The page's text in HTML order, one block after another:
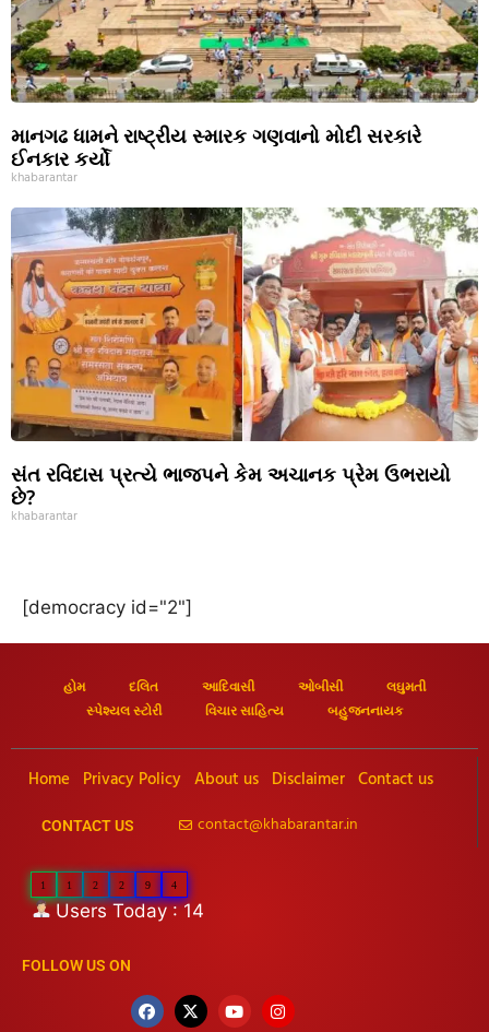
માનગઢ ધામને રાષ્ટ્રીય સ્મારક ગણવાનો મોદી સરકારે
ઈનકાર કર્યો
khabarantar
સંત રવિદાસ પ્રત્યે ભાજપને કેમ અચાનક પ્રેમ ઉભરાયો
છે?
khabarantar
[democracy id="2"]
હોમ દલિત આદિવાસી ઓબીસી
લઘુમતી
સ્પેશ્યલ સ્ટોરી
વિચાર સાહિત્ય બહુજનનાયક
Home Privacy Policy About us Disclaimer Contact us
CONTACT US contact@khabarantar.in
1 1 2 2 9 4
Users Today : 14
FOLLOW US ON